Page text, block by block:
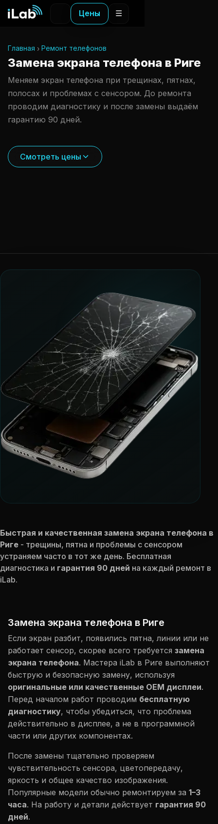
Цены ☰
Главная Ремонт телефонов
Замена экрана телефона в Риге
Меняем экран телефона при трещинах, пятнах,
полосах и проблемах с сенсором. До ремонта
проводим диагностику и после замены выдаём
гарантию 90 дней.
Смотреть цены
Быстрая и качественная замена экрана телефона в
Риге - трещины, пятна и проблемы с сенсором
устраняем часто в тот же день. Бесплатная
диагностика и гарантия 90 дней на каждый ремонт в
iLab.
Замена экрана телефона в Риге
Если экран разбит, появились пятна, линии или не
работает сенсор, скорее всего требуется замена
экрана телефона. Мастера iLab в Риге выполняют
быструю и безопасную замену, используя
оригинальные или качественные OEM дисплеи.
Перед началом работ проводим бесплатную
диагностику, чтобы убедиться, что проблема
действительно в дисплее, а не в программной
части или других компонентах.
После замены тщательно проверяем
чувствительность сенсора, цветопередачу,
яркость и общее качество изображения.
Популярные модели обычно ремонтируем за 1–3
часа. На работу и детали действует гарантия 90
дней.